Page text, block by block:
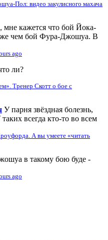
Пол: видео закулисного махача
мне кажется что бой Йока-
чем бой Фура-Джошуа. В
ago
ли?
Тренер Скотт о бое с
У парня звёздная болезнь,
всегда кто-то во всем
А вы умеете «читать
в такому бою буде -
ago